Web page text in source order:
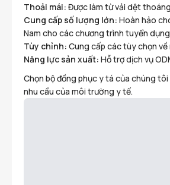
Thoải mái: Được làm từ vải dệt
Cung cấp số lượng lớn: Hoàn hảo
Nam cho các chương trình tuyển
Tùy chỉnh: Cung cấp các tùy chọn
Năng lực sản xuất: Hỗ trợ dịch vụ
Chọn bộ đồng phục y tá của chúng
nhu cầu của môi trường y tế.